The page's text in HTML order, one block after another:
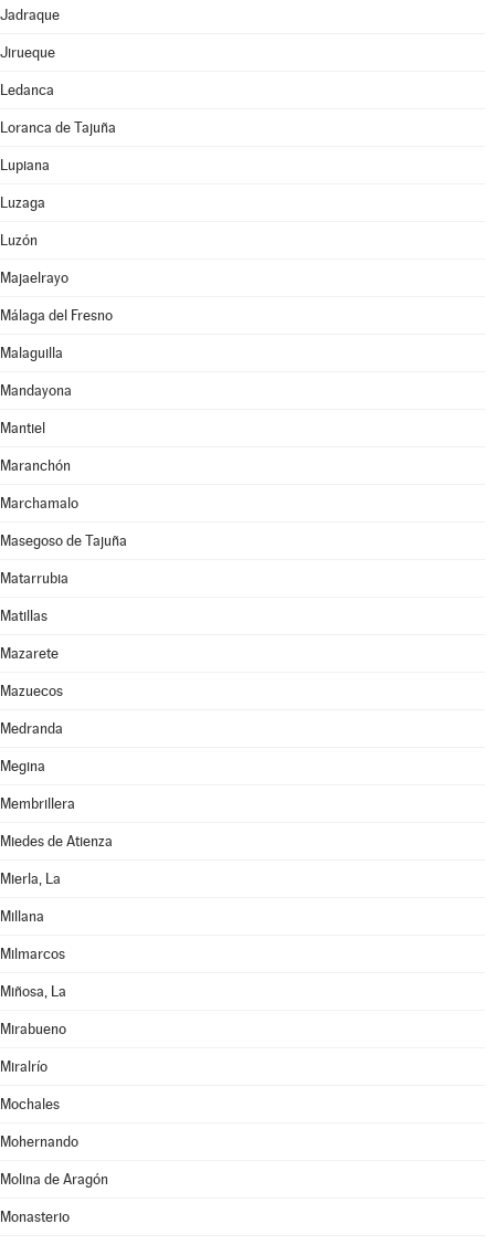
Jadraque
Jirueque
Ledanca
Loranca de Tajuña
Lupiana
Luzaga
Luzón
Majaelrayo
Málaga del Fresno
Malaguilla
Mandayona
Mantiel
Maranchón
Marchamalo
Masegoso de Tajuña
Matarrubia
Matillas
Mazarete
Mazuecos
Medranda
Megina
Membrillera
Miedes de Atienza
Mierla, La
Millana
Milmarcos
Miñosa, La
Mirabueno
Miralrío
Mochales
Mohernando
Molina de Aragón
Monasterio